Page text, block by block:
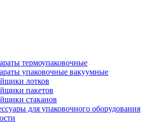
термоупаковочные
упаковочные вакуумные
лотков
пакетов
стаканов
для упаковочного оборудования